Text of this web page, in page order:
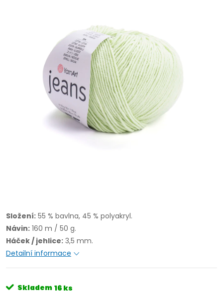
Složení: 55 % bavlna, 45 % polyakryl.
Návin: 160 m / 50 g.
Háček / jehlice: 3,5 mm.
Detailní informace
Skladem 16 ks